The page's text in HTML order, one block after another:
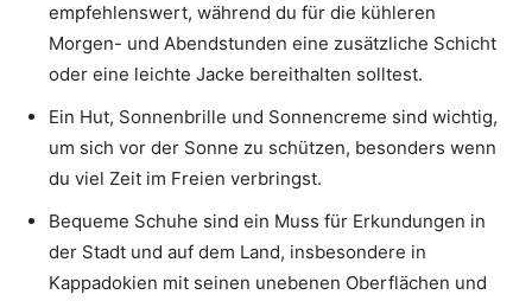
empfehlenswert, während du für die kühleren
Morgen- und Abendstunden eine zusätzliche Schicht
oder eine leichte Jacke bereithalten solltest.
Ein Hut, Sonnenbrille und Sonnencreme sind wichtig,
um sich vor der Sonne zu schützen, besonders wenn
du viel Zeit im Freien verbringst.
Bequeme Schuhe sind ein Muss für Erkundungen in
der Stadt und auf dem Land, insbesondere in
Kappadokien mit seinen unebenen Oberflächen und